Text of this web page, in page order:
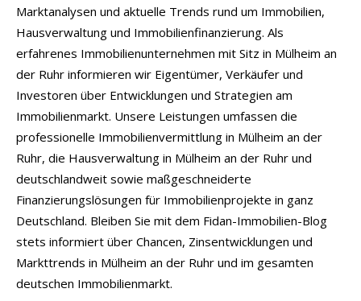
Marktanalysen und aktuelle Trends rund um Immobilien,
Hausverwaltung und Immobilienfinanzierung. Als
erfahrenes Immobilienunternehmen mit Sitz in Mülheim an
der Ruhr informieren wir Eigentümer, Verkäufer und
Investoren über Entwicklungen und Strategien am
Immobilienmarkt. Unsere Leistungen umfassen die
professionelle Immobilienvermittlung in Mülheim an der
Ruhr, die Hausverwaltung in Mülheim an der Ruhr und
deutschlandweit sowie maßgeschneiderte
Finanzierungslösungen für Immobilienprojekte in ganz
Deutschland. Bleiben Sie mit dem Fidan-Immobilien-Blog
stets informiert über Chancen, Zinsentwicklungen und
Markttrends in Mülheim an der Ruhr und im gesamten
deutschen Immobilienmarkt.